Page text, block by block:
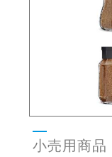
小売用商品